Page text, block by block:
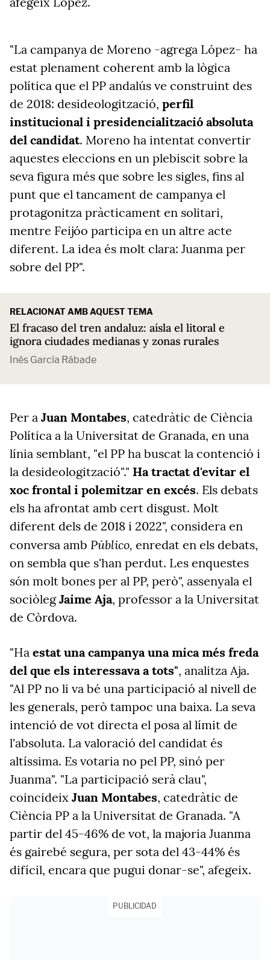
"La campanya de Moreno -agrega López- ha
estat plenament coherent amb la lògica
política que el PP andalús ve construint des
de 2018: desideologització, perfil
institucional i presidencialització absoluta
del candidat. Moreno ha intentat convertir
aquestes eleccions en un plebiscit sobre la
seva figura més que sobre les sigles, fins al
punt que el tancament de campanya el
protagonitza pràcticament en solitari,
mentre Feijóo participa en un altre acte
diferent. La idea és molt clara: Juanma per
sobre del PP".
RELACIONAT AMB AQUEST TEMA
El fracaso del tren andaluz: aísla el litoral e
ignora ciudades medianas y zonas rurales
Inés García Rábade
Per a Juan Montabes, catedràtic de Ciència
Política a la Universitat de Granada, en una
línia semblant, "el PP ha buscat la contenció i
la desideologització"." Ha tractat d'evitar el
xoc frontal i polemitzar en excés. Els debats
els ha afrontat amb cert disgust. Molt
diferent dels de 2018 i 2022", considera en
conversa amb Público, enredat en els debats,
on sembla que s'han perdut. Les enquestes
són molt bones per al PP, però", assenyala el
sociòlegJaime Aja, professor a la Universitat
de Còrdova.
"Ha estat una campanya una mica més freda
del que els interessava a tots", analitza Aja.
"Al PP no li va bé una participació al nivell de
les generals, però tampoc una baixa. La seva
intenció de vot directa el posa al límit de
l'absoluta. La valoració del candidat és
altíssima. Es votaria no pel PP, sinó per
Juanma". "La participació serà clau",
coincideix Juan Montabes, catedràtic de
Ciència PP a la Universitat de Granada. "A
partir del 45-46% de vot, la majoria Juanma
és gairebé segura, per sota del 43-44% és
difícil, encara que pugui donar-se", afegeix.
PUBLICIDAD